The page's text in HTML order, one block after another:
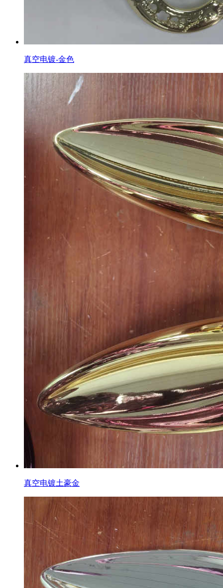
真空电镀-金色
真空电镀土豪金